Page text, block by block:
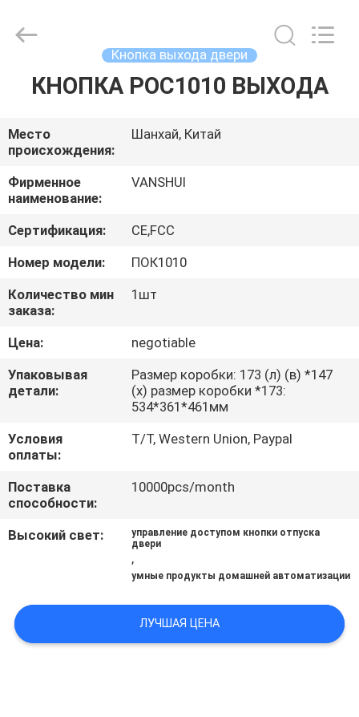
ДОМОЙ
ПРОДУКТЫ
ВИДЕОЗАПИСИ
О
НАС
ЭКСКУРСИЯ
ПО
ЗАВОДУ
КАЧЕСТВА
СВЯЖИТЕСЬ
С
ЗАПРОСИТЕ
ЦИТАТУ
COMPANY
LIMITED.
Reserved.
Кнопка выхода двери
КНОПКА POC1010 ВЫХОДА
Место
происхождения:
Шанхай, Китай
Фирменное
наименование:
VANSHUI
Сертификация:
CE,FCC
Номер модели:
ПОК1010
Количество мин
заказа:
1шт
Цена:
negotiable
Упаковывая
детали:
Размер коробки: 173 (л) (в) *147
(х) размер коробки *173:
534*361*461мм
Условия
оплаты:
T/T, Western Union, Paypal
Поставка
способности:
10000pcs/month
Высокий свет:
управление доступом кнопки отпуска
двери
,
умные продукты домашней автоматизации
ЛУЧШАЯ ЦЕНА